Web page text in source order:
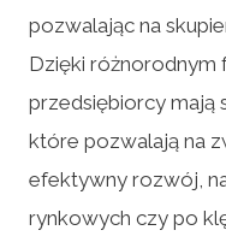
pozwalając na
Dzięki różnorodnym
przedsiębiorcy mają
które pozwalają na
efektywny rozwój,
rynkowych czy po